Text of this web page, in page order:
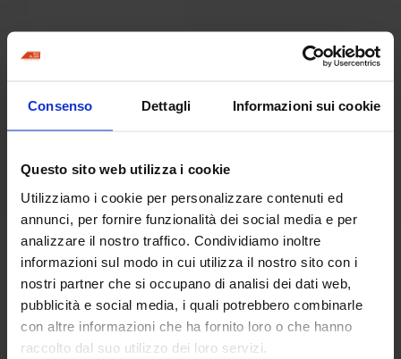
Consenso Dettagli Informazioni sui cookie
Questo sito web utilizza i cookie
Utilizziamo i cookie per personalizzare contenuti ed
annunci, per fornire funzionalità dei social media e per
analizzare il nostro traffico. Condividiamo inoltre
informazioni sul modo in cui utilizza il nostro sito con i
nostri partner che si occupano di analisi dei dati web,
pubblicità e social media, i quali potrebbero combinarle
con altre informazioni che ha fornito loro o che hanno
raccolto dal suo utilizzo dei loro servizi.
Giubbino tecnico
Maglia T-shirt manica corta
Prodotti
Multicavo universale